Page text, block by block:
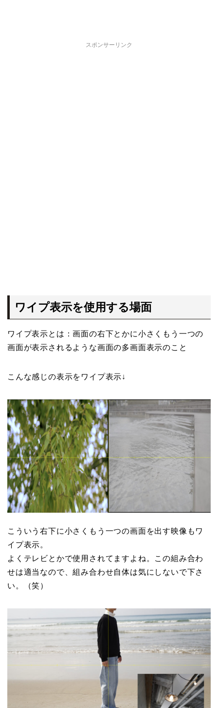
スポンサーリンク
ワイプ表示を使用する場面
ワイプ表示とは：画面の右下とかに小さくもう一つの
画面が表示されるような画面の多画面表示のこと
こんな感じの表示をワイプ表示↓
こういう右下に小さくもう一つの画面を出す映像もワ
イプ表示。
よくテレビとかで使用されてますよね。この組み合わ
せは適当なので、組み合わせ自体は気にしないで下さ
い。（笑）